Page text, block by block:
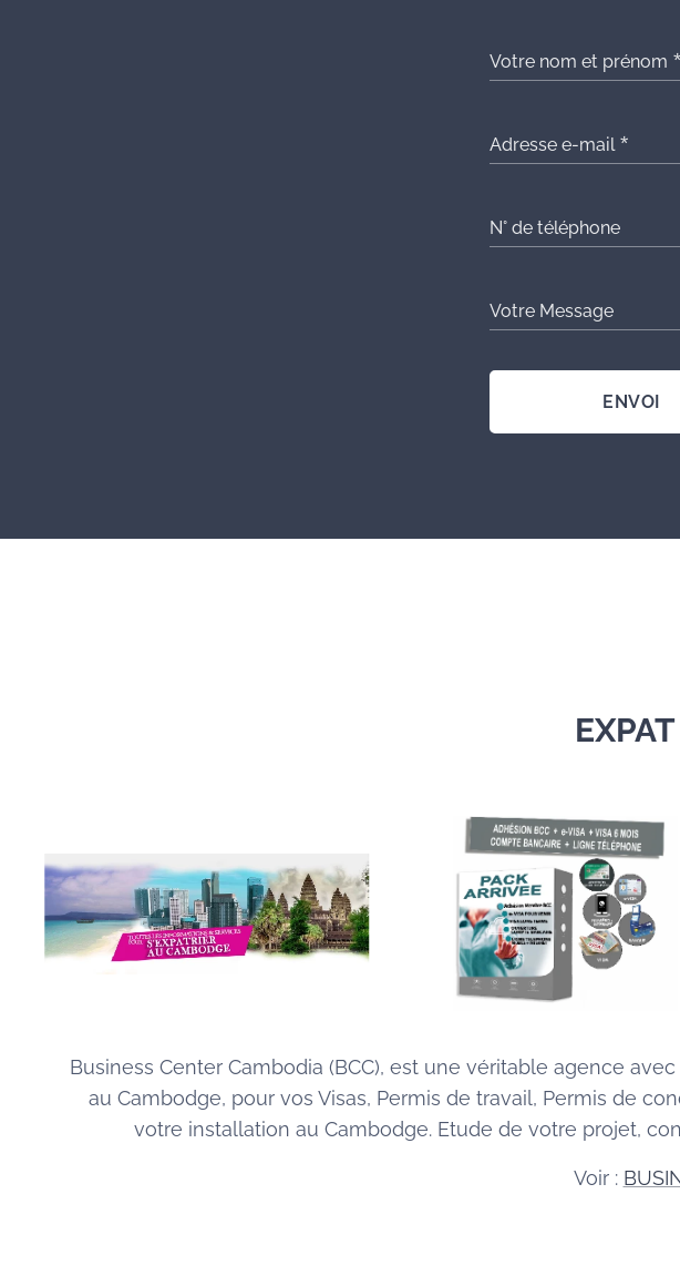
Votre nom et prénom
Adresse e-mail
N° de téléphone
Votre Message
ENVOI
Business Center Cambodia (BCC), est une véritable agence
au Cambodge, pour vos Visas, Permis de travail, Permis de
votre installation au Cambodge. Etude de votre projet,
Voir :